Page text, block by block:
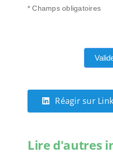
* Champs obligatoires
Réagir sur
Lire d'autres